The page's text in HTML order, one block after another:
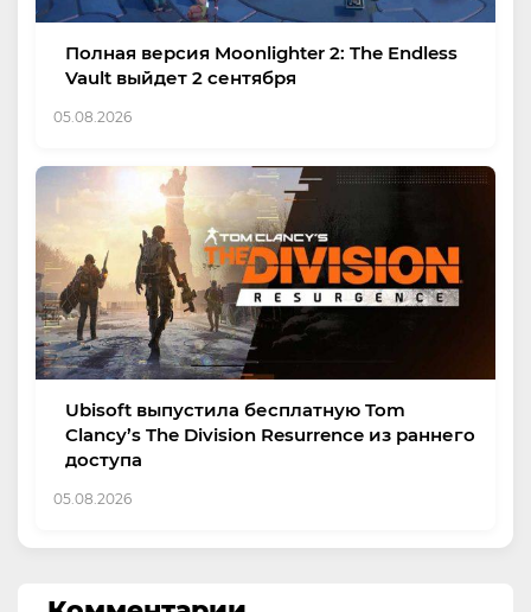
Полная версия Moonlighter 2: The Endless
Vault выйдет 2 сентября
05.08.2026
Ubisoft выпустила бесплатную Tom
Clancy’s The Division Resurrence из раннего
доступа
05.08.2026